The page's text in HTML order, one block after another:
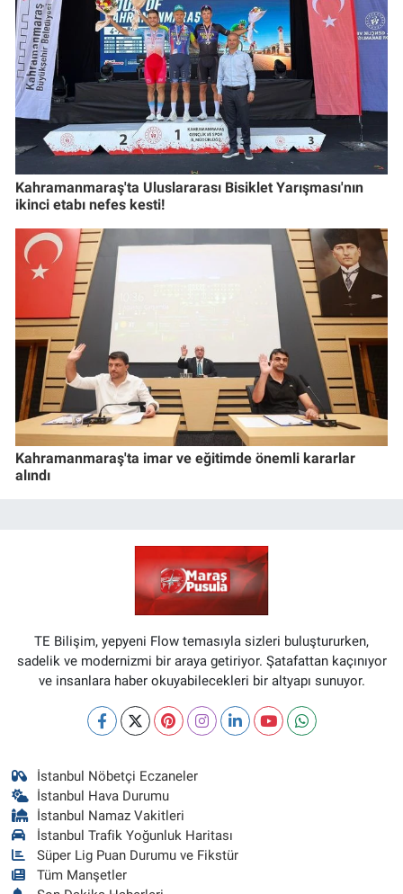
Kahramanmaraş'ta Uluslararası Bisiklet Yarışması'nın
ikinci etabı nefes kesti!
Kahramanmaraş'ta imar ve eğitimde önemli kararlar
alındı
TE Bilişim, yepyeni Flow temasıyla sizleri buluştururken,
sadelik ve modernizmi bir araya getiriyor. Şatafattan kaçınıyor
ve insanlara haber okuyabilecekleri bir altyapı sunuyor.
İstanbul Nöbetçi Eczaneler
İstanbul Hava Durumu
İstanbul Namaz Vakitleri
İstanbul Trafik Yoğunluk Haritası
Süper Lig Puan Durumu ve Fikstür
Tüm Manşetler